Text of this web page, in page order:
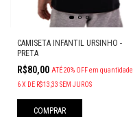
CAMISETA INFANTIL URSINHO -
PRETA
R$80,00 ATÉ 20% OFFem quantidade
6X DE R$13,33 SEM JUROS
COMPRAR